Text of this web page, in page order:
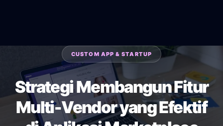
CUSTOM APP & STARTUP
Strategi Membangun Fitur
Multi-Vendor yang Efektif